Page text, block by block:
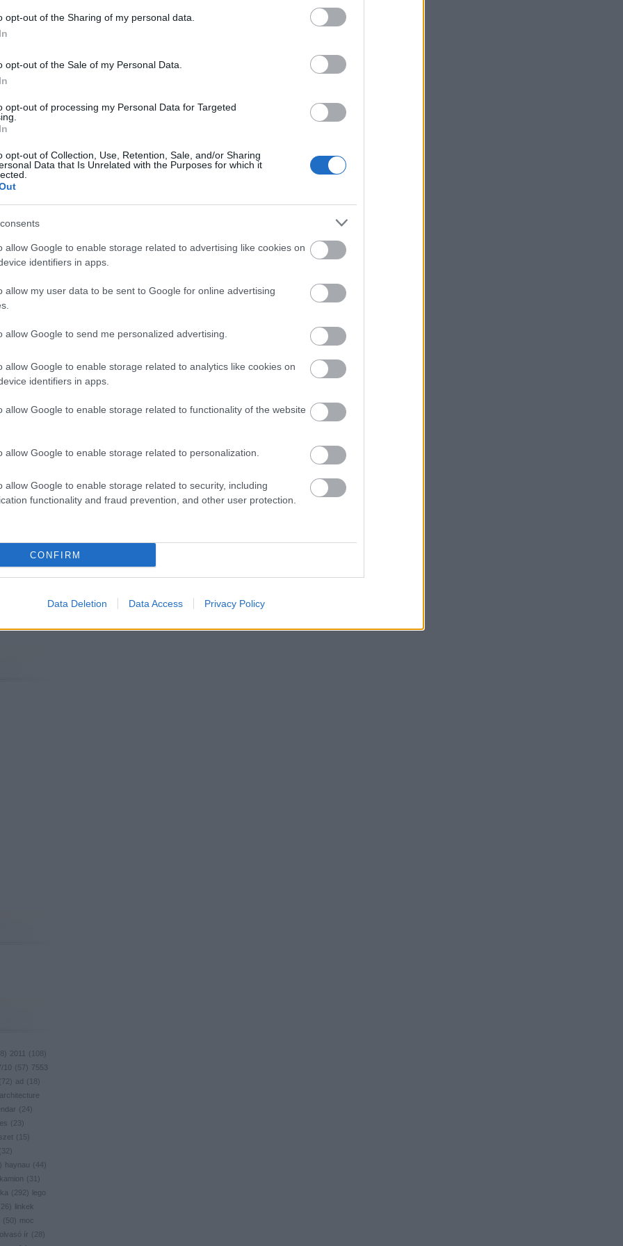
opt-out of the Sharing of my personal data.
opt-out of the Sale of my Personal Data.
opt-out of processing my Personal Data for Targeted
opt-out of Collection, Use, Retention, Sale, and/or Sharing
Data that Is Unrelated with the Purposes for which it
allow Google to enable storage related to advertising like cookies on
identifiers in apps.
allow my user data to be sent to Google for online advertising
allow Google to send me personalized advertising.
allow Google to enable storage related to analytics like cookies on
identifiers in apps.
allow Google to enable storage related to functionality of the website
allow Google to enable storage related to personalization.
allow Google to enable storage related to security, including
functionality and fraud prevention, and other user protection.
CONFIRM
Data Deletion Data Access Privacy Policy
árak
LEGO, van
játszik:
használtan
7636
) 2011 ( 108 )
10 ( 57) 7553
72) ad ( 18 )
architecture
( 24)
( 23)
( 15)
32)
) haynau ( 44)
kamion ( 31
)
( 292)
lego
26 )
linkek
( 50) moc
olvasó ír ( 28 )